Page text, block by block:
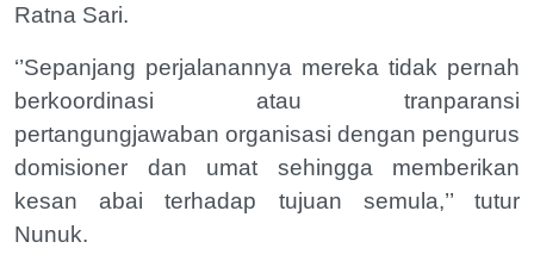
Ratna Sari.
‘’Sepanjang perjalanannya mereka tidak pernah
berkoordinasi atau tranparansi
pertangungjawaban organisasi dengan pengurus
domisioner dan umat sehingga memberikan
kesan abai terhadap tujuan semula,’’ tutur
Nunuk.